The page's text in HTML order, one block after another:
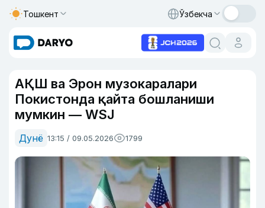
Тошкент Ўзбекча
АҚШ ва Эрон музокаралари
Покистонда қайта бошланиши
мумкин — WSJ
Дунё 13:15 / 09.05.2026 1799